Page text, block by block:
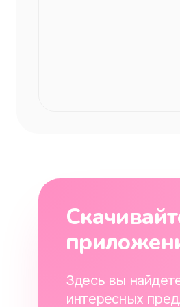
Здесь вы
интересных